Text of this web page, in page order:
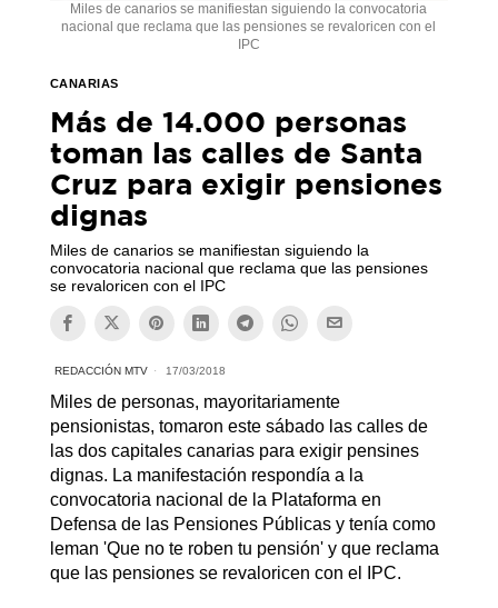
Miles de canarios se manifiestan siguiendo la convocatoria
nacional que reclama que las pensiones se revaloricen con el
IPC
CANARIAS
Más de 14.000 personas
toman las calles de Santa
Cruz para exigir pensiones
dignas
Miles de canarios se manifiestan siguiendo la
convocatoria nacional que reclama que las pensiones
se revaloricen con el IPC
REDACCIÓN MTV 17/03/2018
Miles de personas, mayoritariamente
pensionistas, tomaron este sábado las calles de
las dos capitales canarias para exigir pensines
dignas. La manifestación respondía a la
convocatoria nacional de la Plataforma en
Defensa de las Pensiones Públicas y tenía como
leman 'Que no te roben tu pensión' y que reclama
que las pensiones se revaloricen con el IPC.